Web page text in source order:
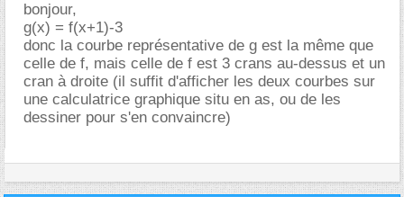
bonjour,
g(x) = f(x+1)-3
donc la courbe représentative de g est la même que
celle de f, mais celle de f est 3 crans au-dessus et un
cran à droite (il suffit d'afficher les deux courbes sur
une calculatrice graphique situ en as, ou de les
dessiner pour s'en convaincre)